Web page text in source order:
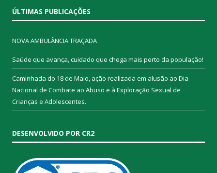
ÚLTIMAS PUBLICAÇÕES
NOVA AMBULÂNCIA TRAÇADA
Saúde que avança, cuidado que chega mais perto da população!
Caminhada do 18 de Maio, ação realizada em alusão ao Dia
Nacional de Combate ao Abuso e à Exploração Sexual de
Crianças e Adolescentes.
DESENVOLVIDO POR CR2